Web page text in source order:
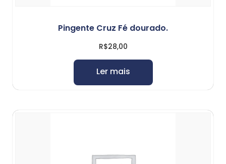
Pingente Cruz Fé dourado.
R$28,00
Ler mais